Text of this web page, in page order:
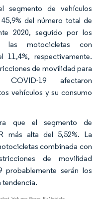
segmento de vehículos
del número total de
2020, seguido por los
las motocicletas con
respectivamente.
de movilidad para
19 afectaron
vehículos y su consumo
que el segmento de
más alta del 5,52%. La
combinada con
de movilidad
probablemente serán los
tendencia.